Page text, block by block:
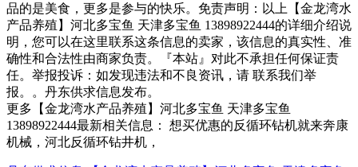
品的是美食，更多是参与的快乐。免责声明：以上【金龙湾水
产品养殖】河北多宝鱼 天津多宝鱼 13898922444的详细介绍说
明，您可以在这里联系这条信息的卖家，该信息的真实性、准
确性和合法性由商家负责。『本站』对此不承担任何保证责
任。举报投诉：如发现违法和不良资讯，请 联系我们举
报。。丹东供求信息发布。
更多【金龙湾水产品养殖】河北多宝鱼 天津多宝鱼
13898922444最新相关信息： 想买优惠的反循环钻机就来奔康
机械，河北反循环钻井机，